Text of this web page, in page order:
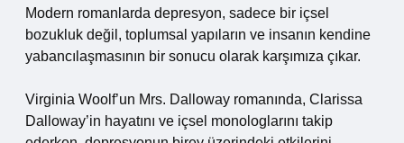
Modern romanlarda depresyon, sadece bir içsel
bozukluk değil, toplumsal yapıların ve insanın kendine
yabancılaşmasının bir sonucu olarak karşımıza çıkar.
Virginia Woolf’un Mrs. Dalloway romanında, Clarissa
Dalloway’in hayatını ve içsel monologlarını takip